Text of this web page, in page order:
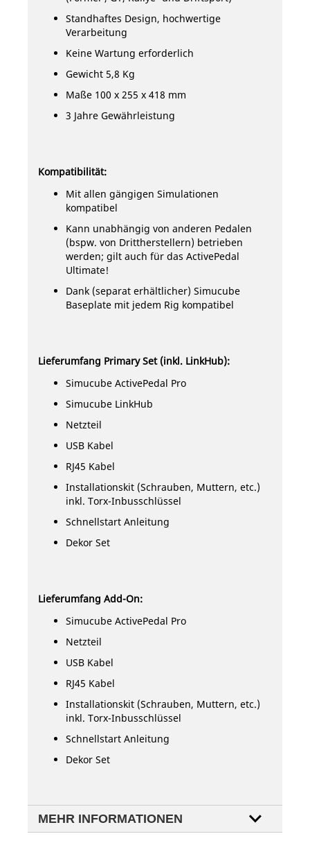
Standhaftes Design, hochwertige
Verarbeitung
Keine Wartung erforderlich
Gewicht 5,8 Kg
Maße 100 x 255 x 418 mm
3 Jahre Gewährleistung
Kompatibilität:
Mit allen gängigen Simulationen
kompatibel
Kann unabhängig von anderen Pedalen
(bspw. von Drittherstellern) betrieben
werden; gilt auch für das ActivePedal
Ultimate!
Dank (separat erhältlicher) Simucube
Baseplate mit jedem Rig kompatibel
Lieferumfang Primary Set (inkl. LinkHub):
Simucube ActivePedal Pro
Simucube LinkHub
Netzteil
USB Kabel
RJ45 Kabel
Installationskit (Schrauben, Muttern, etc.)
inkl. Torx-Inbusschlüssel
Schnellstart Anleitung
Dekor Set
Lieferumfang Add-On:
Simucube ActivePedal Pro
Netzteil
USB Kabel
RJ45 Kabel
Installationskit (Schrauben, Muttern, etc.)
inkl. Torx-Inbusschlüssel
Schnellstart Anleitung
Dekor Set
MEHR INFORMATIONEN